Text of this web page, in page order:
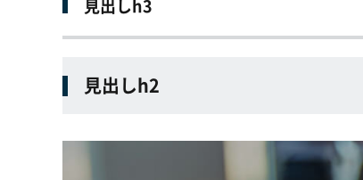
見出しh3
見出しh2